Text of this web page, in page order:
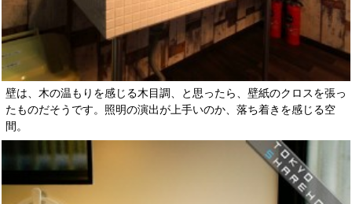
壁は、木の温もりを感じる木目調、と思ったら、壁紙のクロスを張っ
たものだそうです。照明の演出が上手いのか、落ち着きを感じる空
間。